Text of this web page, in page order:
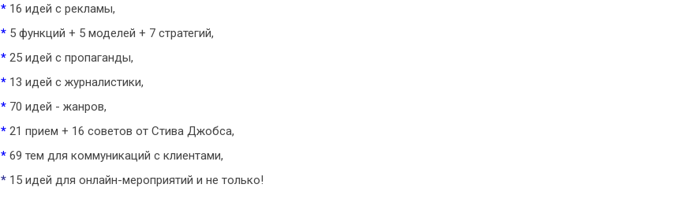
* 16 идей с рекламы,
* 5 функций + 5 моделей + 7 стратегий,
* 25 идей с пропаганды,
* 13 идей с журналистики,
* 70 идей - жанров,
* 21 прием + 16 советов от Стива Джобса,
* 69 тем для коммуникаций с клиентами,
* 15 идей для онлайн-мероприятий и не только!